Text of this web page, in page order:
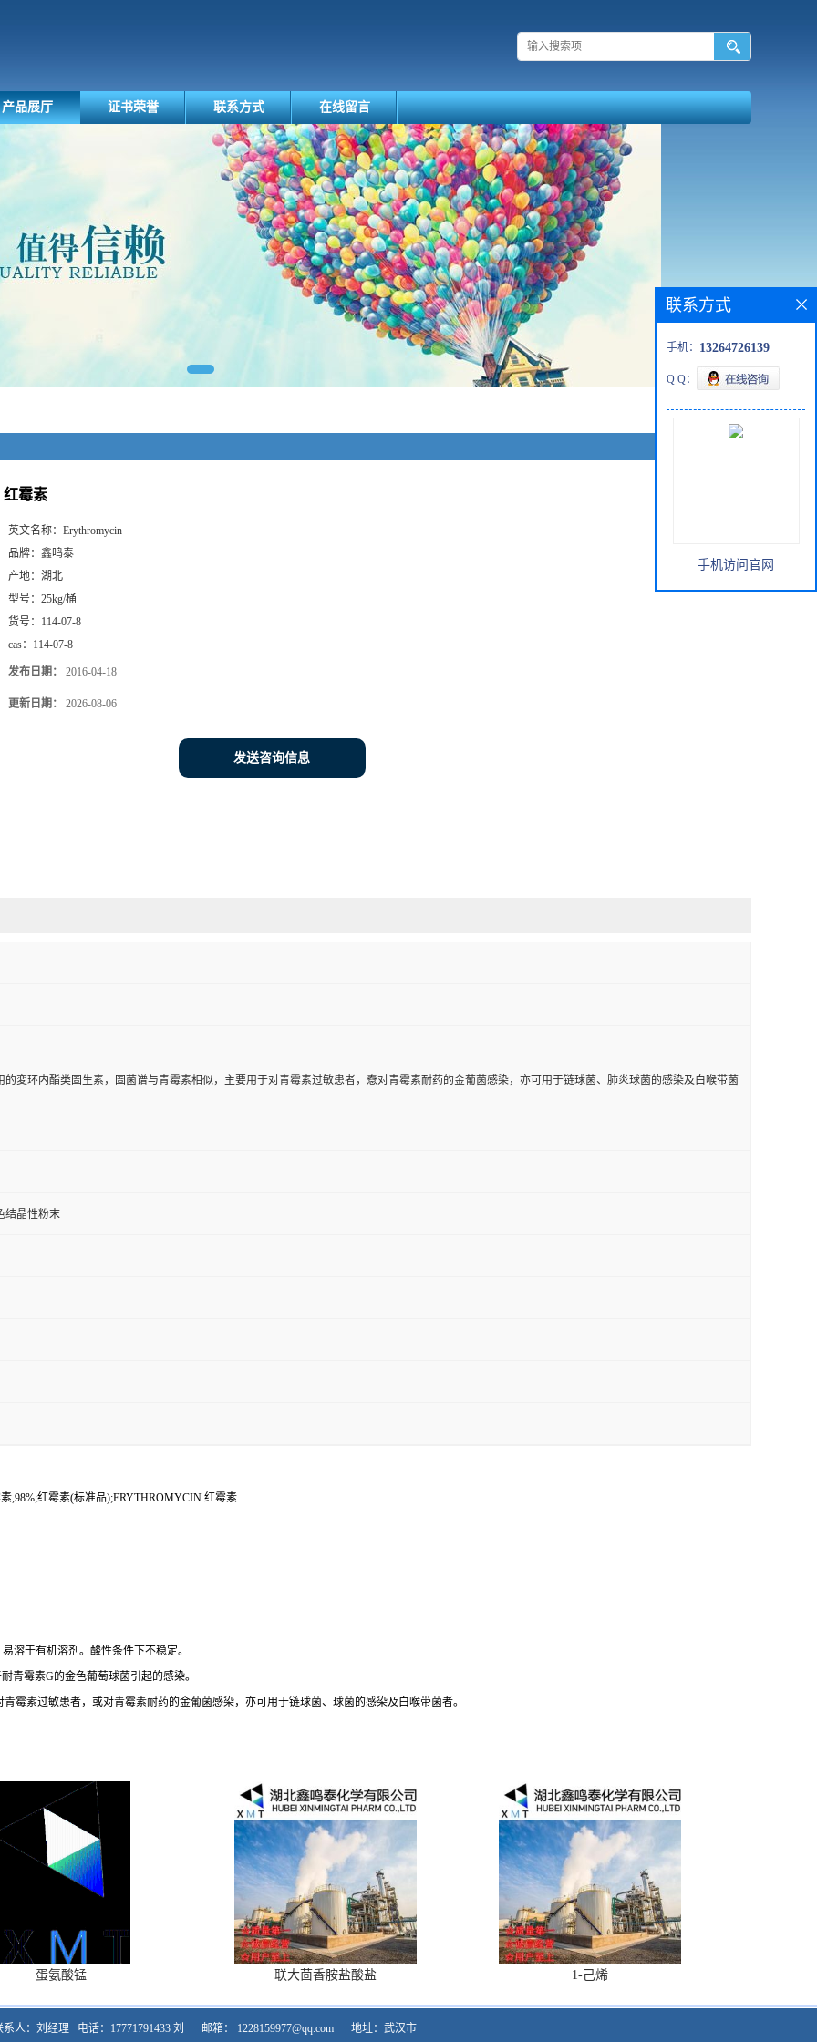
产品展厅 证书荣誉 联系方式 在线留言
红霉素
英文名称： Erythromycin
品牌： 鑫鸣泰
产地： 湖北
型号： 25kg/桶
货号： 114-07-8
cas： 114-07-8
发布日期： 2016-04-18
更新日期： 2026-08-06
发送咨询信息
的変环内酯类圄生素，圄菌谱与青霉素相似，主要用于对青霉素过敏患者，憃对青霉素耐药的金葡菌感染，亦可用于链球菌、肺炎球菌的感染及白喉带菌
结晶性粉末
,98%;红霉素(标准品);ERYTHROMYCIN 红霉素
溶于有机溶剂。酸性条件下不稳定。
青霉素G的金色葡萄球菌引起的感染。
霉素过敏患者，或对青霉素耐药的金葡菌感染，亦可用于链球菌、球菌的感染及白喉带菌者。
蛋氨酸锰 联大茴香胺盐酸盐 1-己烯
联系方式
手机： 13264726139
Q Q：
手机访问官网
系人：刘经理 电话：17771791433 刘 邮箱： 1228159977@qq.com 地址：武汉市